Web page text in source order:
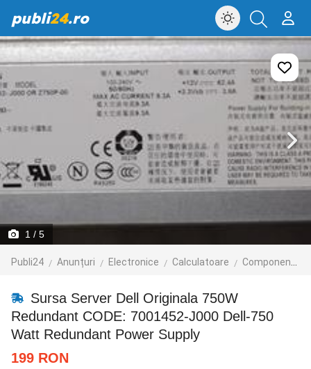
publi24.ro
1 / 5
Publi24 Anunțuri Electronice Calculatoare Componente
Sursa Server Dell Originala 750W
Redundant CODE: 7001452-J000 Dell-750
Watt Redundant Power Supply
199 RON